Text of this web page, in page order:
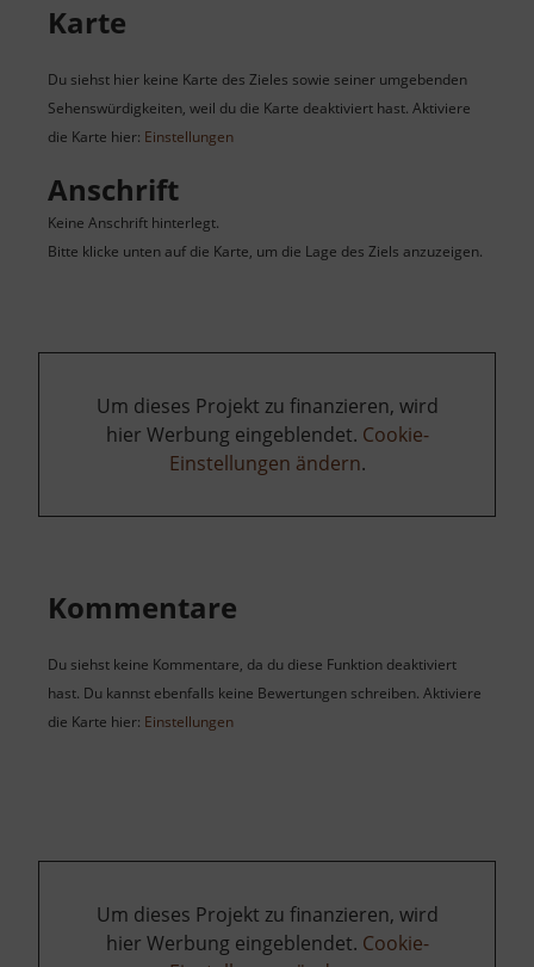
Karte
Du siehst hier keine Karte des Zieles sowie seiner umgebenden
Sehenswürdigkeiten, weil du die Karte deaktiviert hast. Aktiviere
die Karte hier: Einstellungen
Anschrift
Keine Anschrift hinterlegt.
Bitte klicke unten auf die Karte, um die Lage des Ziels anzuzeigen.
Um dieses Projekt zu finanzieren, wird
hier Werbung eingeblendet. Cookie-
Einstellungen ändern.
Kommentare
Du siehst keine Kommentare, da du diese Funktion deaktiviert
hast. Du kannst ebenfalls keine Bewertungen schreiben. Aktiviere
die Karte hier: Einstellungen
Um dieses Projekt zu finanzieren, wird
hier Werbung eingeblendet. Cookie-